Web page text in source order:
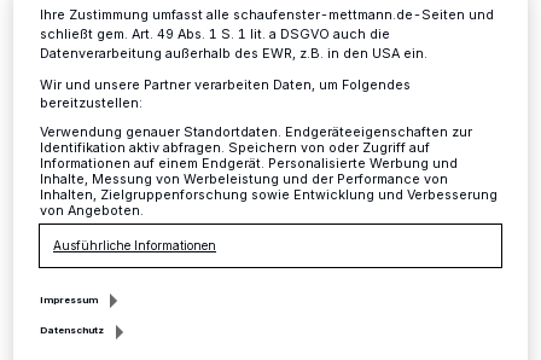
Landrat Thomas Hendele
Kreis· Thomas Schauf, neuer Geschäftsführer der
Metropolregion Rheinland, besuchte jetzt Landrat
Thomas Hendele im Kreishaus. Im Mittelpunkt des
Gesprächs standen die künftigen Aktivitäten der
Metropolregion Rheinland.
Ihre Zustimmung umfasst alle schaufenster-mettmann.de-Seiten und
schließt gem. Art. 49 Abs. 1 S. 1 lit. a DSGVO auch die
Datenverarbeitung außerhalb des EWR, z.B. in den USA ein.
Wir und unsere Partner verarbeiten Daten, um Folgendes
bereitzustellen:
Verwendung genauer Standortdaten. Endgeräteeigenschaften zur
Identifikation aktiv abfragen. Speichern von oder Zugriff auf
Informationen auf einem Endgerät. Personalisierte Werbung und
Inhalte, Messung von Werbeleistung und der Performance von
Inhalten, Zielgruppenforschung sowie Entwicklung und Verbesserung
von Angeboten.
Ausführliche Informationen
Impressum
Datenschutz